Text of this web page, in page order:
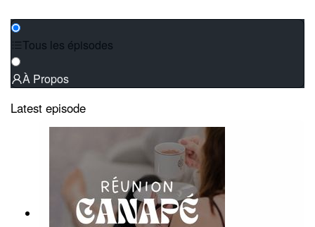
Tous les épisodes
À Propos
Latest episode